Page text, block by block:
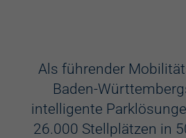
Aufzug
Videokameras
Schülerkunst
Als führender
Baden-
intelligente
26.000 Stellplätzen in